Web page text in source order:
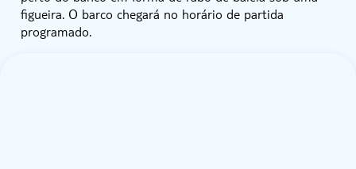
figueira. O barco chegará no horário de partida
programado.